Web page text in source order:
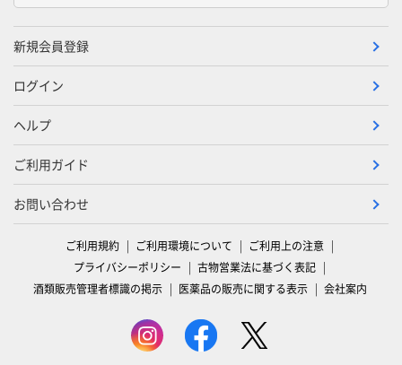
新規会員登録
ログイン
ヘルプ
ご利用ガイド
お問い合わせ
ご利用規約 ご利用環境について
ご利用上の注意
プライバシーポリシー
古物営業法に基づく表記
酒類販売管理者標識の掲示
医薬品の販売に関する表示 会社案内